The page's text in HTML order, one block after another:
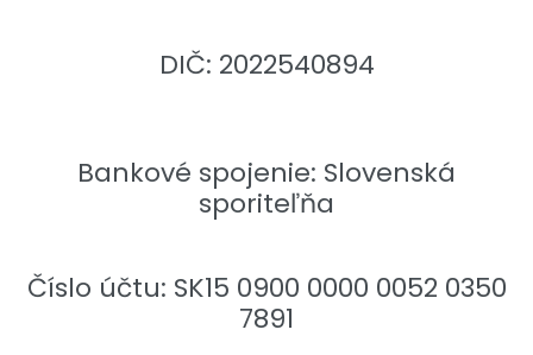
DIČ: 2022540894
Bankové spojenie: Slovenská
sporiteľňa
Číslo účtu: SK15 0900 0000 0052 0350
7891